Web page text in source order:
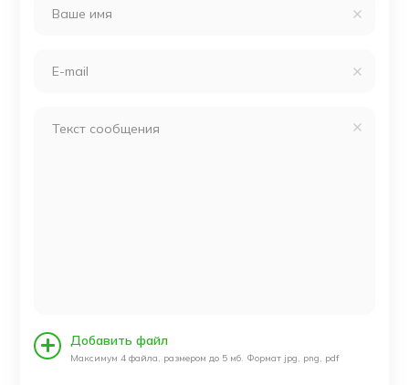
Добавить файл
Максимум 4 файла, размером до 5 мб. Формат jpg, png, pdf